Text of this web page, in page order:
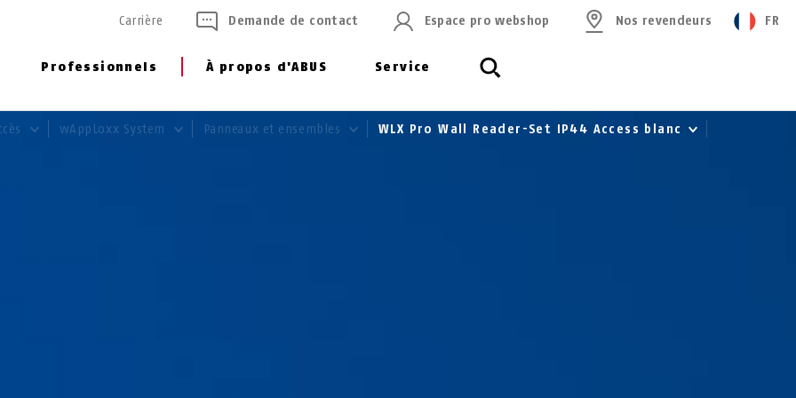
Professionnels À propos d'ABUS Service
Carrière Demande de contact Espace pro webshop Nos revendeurs FR
wAppLoxx System Panneaux et ensembles WLX Pro Wall Reader-Set IP44 Access blanc